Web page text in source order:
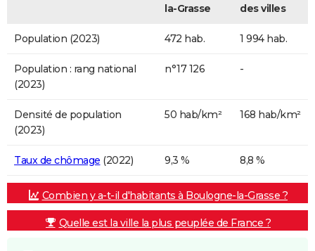
la-Grasse
des villes
Population (2023) 472 hab. 1 994 hab.
Population : rang national
(2023)
n°17 126 -
Densité de population
(2023)
50 hab/km² 168 hab/km²
Taux de chômage (2022) 9,3 % 8,8 %
Combien y a-t-il d'habitants à Boulogne-la-Grasse ?
Quelle est la ville la plus peuplée de France ?